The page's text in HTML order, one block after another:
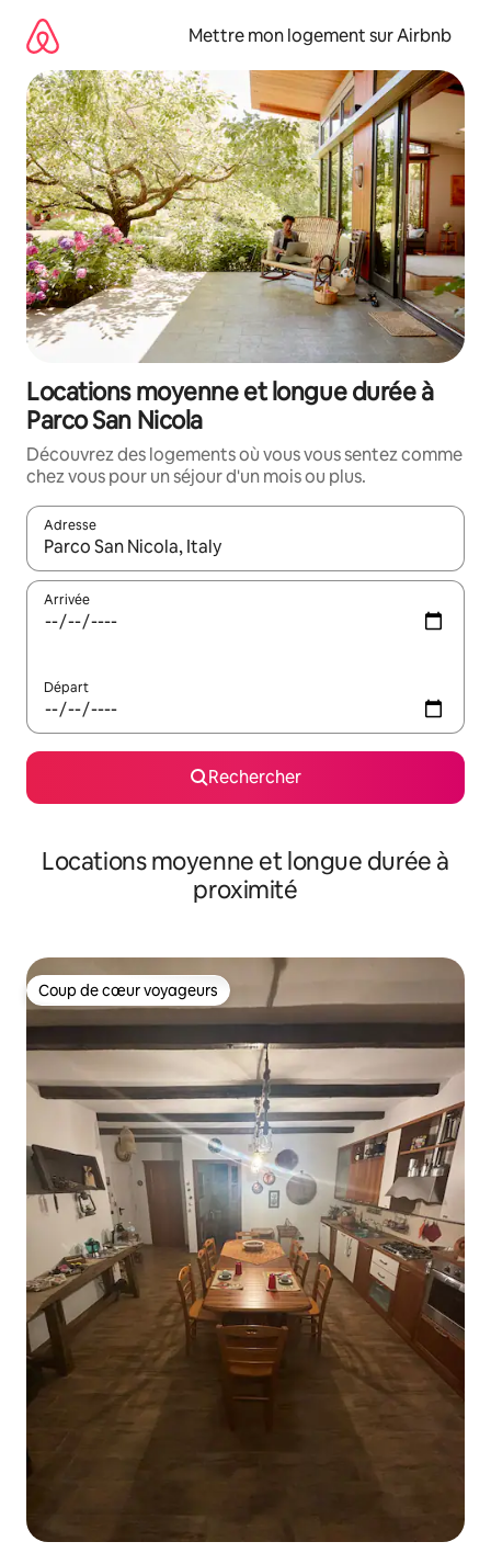
directement
contenu
Mettre mon logement sur Airbnb
Locations moyenne et longue durée à
Parco San Nicola
Découvrez des logements où vous vous sentez comme
chez vous pour un séjour d'un mois ou plus.
Adresse
Lorsque les résultats s'affichent, utilisez les flèches vers le
Arrivée
Départ
Rechercher
Locations moyenne et longue durée à
proximité
Coup de cœur voyageurs
Coup de cœur voyageurs